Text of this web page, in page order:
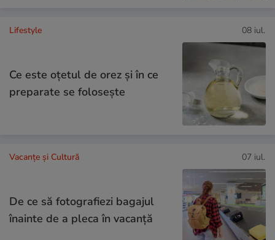
Lifestyle 08 iul.
Ce este oțetul de orez și în ce
preparate se folosește
Vacanțe și Cultură 07 iul.
De ce să fotografiezi bagajul
înainte de a pleca în vacanță